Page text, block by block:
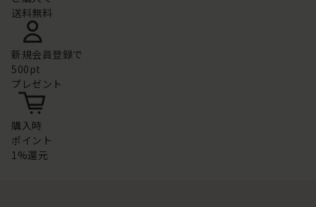
送料無料
新規会員登録で
500pt
プレゼント
購入時
ポイント
1%還元